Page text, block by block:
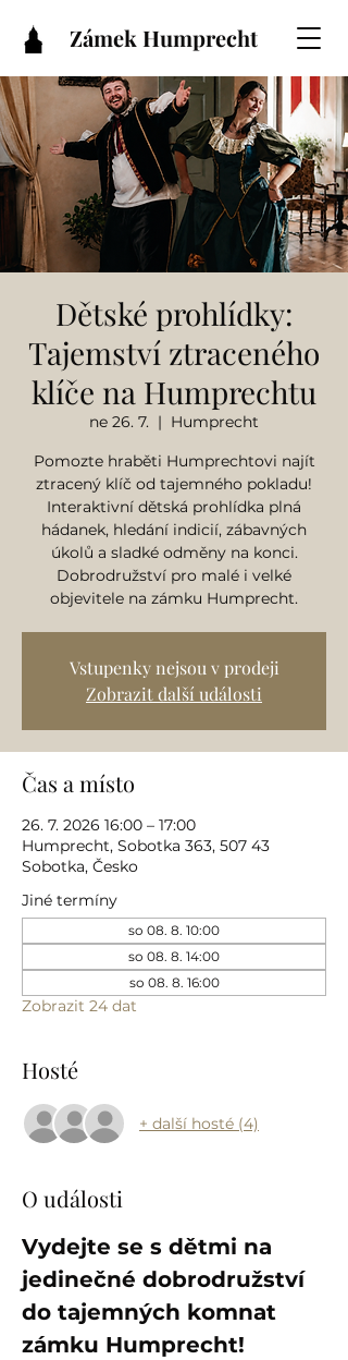
Zámek Humprecht
Dětské prohlídky:
Tajemství ztraceného
klíče na Humprechtu
ne 26. 7.
  |
Humprecht
Pomozte hraběti Humprechtovi najít
ztracený klíč od tajemného pokladu!
Interaktivní dětská prohlídka plná
hádanek, hledání indicií, zábavných
úkolů a sladké odměny na konci.
Dobrodružství pro malé i velké
objevitele na zámku Humprecht.
Vstupenky nejsou v prodeji
Zobrazit další události
Čas a místo
26. 7. 2026 16:00 – 17:00
Humprecht, Sobotka 363, 507 43
Sobotka, Česko
Jiné termíny
so 08. 8. 10:00
so 08. 8. 14:00
so 08. 8. 16:00
Zobrazit 24 dat
Hosté
+ další hosté (4)
O události
Vydejte se s dětmi na
jedinečné dobrodružství
do tajemných komnat
zámku Humprecht!